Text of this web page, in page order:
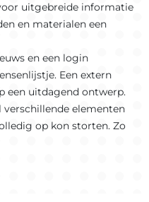
uitgebreide informatie
en materialen een
en een login
Een extern
een uitdagend ontwerp.
verschillende elementen
op kon storten. Zo